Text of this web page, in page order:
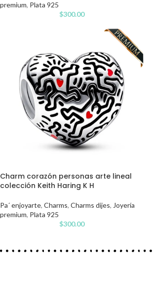
premium, Plata 925
$300.00
Charm corazón personas arte lineal
colección Keith Haring K H
Pa´ enjoyarte, Charms, Charms dijes, Joyería
premium, Plata 925
$300.00